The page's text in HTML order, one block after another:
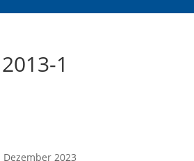
1
Dezember 2023